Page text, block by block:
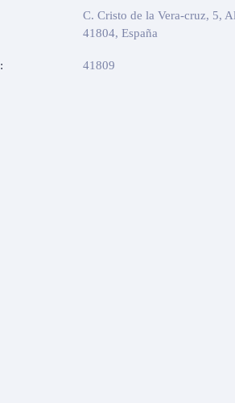
C. Cristo de la Vera-cruz, 5,
41804, España
41809